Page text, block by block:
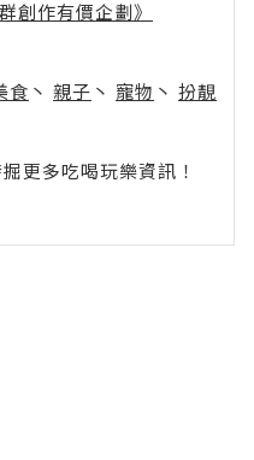
創作有價企劃》
食 丶 親子 丶 寵物 丶 扮靚
更多吃喝玩樂資訊！